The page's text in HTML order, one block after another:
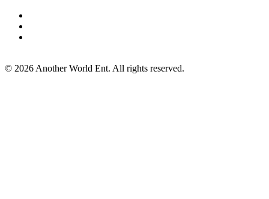
© 2026 Another World Ent. All rights reserved.